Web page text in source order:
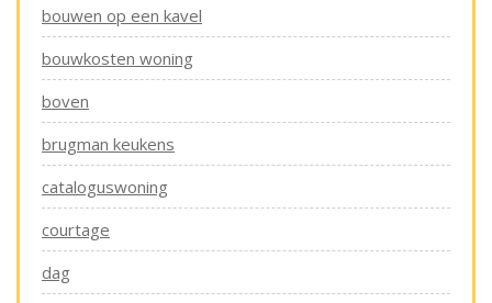
bouwen op een kavel
bouwkosten woning
boven
brugman keukens
cataloguswoning
courtage
dag